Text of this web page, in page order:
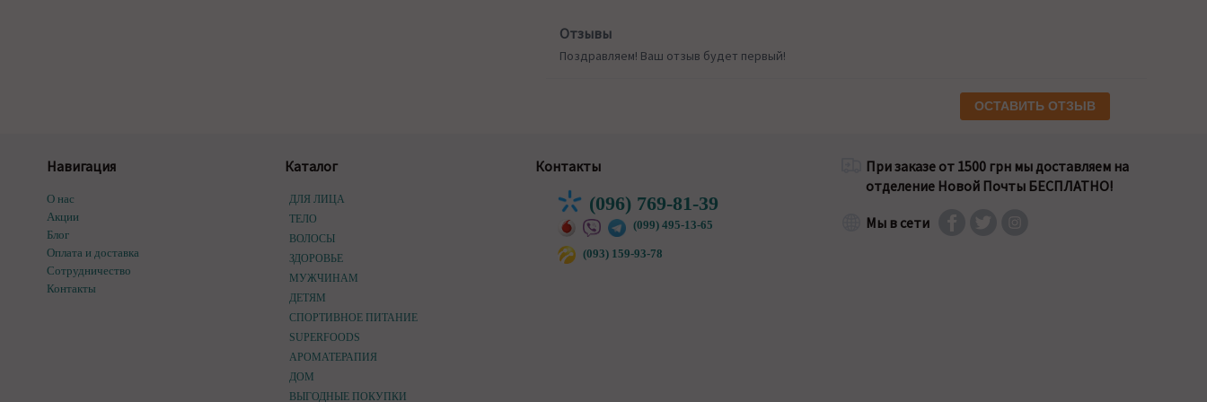
Отзывы
Поздравляем! Ваш отзыв будет первый!
ОСТАВИТЬ ОТЗЫВ
Навигация
О нас
Акции
Блог
Оплата и доставка
Сотрудничество
Контакты
Каталог
ДЛЯ ЛИЦА
ТЕЛО
ВОЛОСЫ
ЗДОРОВЬЕ
МУЖЧИНАМ
ДЕТЯМ
СПОРТИВНОЕ ПИТАНИЕ
SUPERFOODS
АРОМАТЕРАПИЯ
ДОМ
ВЫГОДНЫЕ ПОКУПКИ
Контакты
(096) 769-81-39
(099) 495-13-65
(093) 159-93-78
При заказе от 1500 грн мы доставляем на
отделение Новой Почты БЕСПЛАТНО!
Мы в сети